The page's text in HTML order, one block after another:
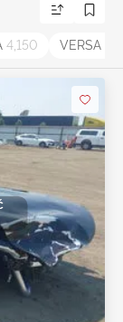
4,150 VERSA